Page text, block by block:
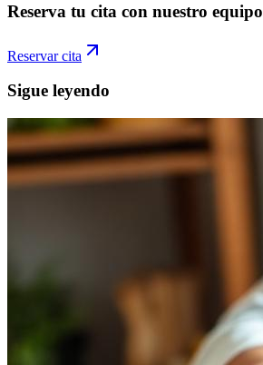
Reserva tu cita con nuestro equipo
Reservar cita
Sigue leyendo